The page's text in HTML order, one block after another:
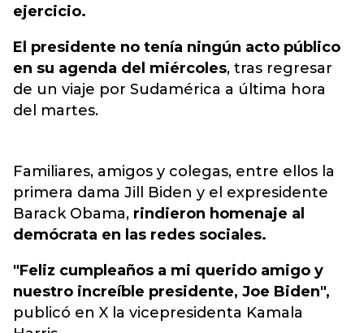
ejercicio.
El presidente no tenía ningún acto público
en su agenda del miércoles, tras regresar
de un viaje por Sudamérica a última hora
del martes.
Familiares, amigos y colegas, entre ellos la
primera dama Jill Biden y el expresidente
Barack Obama, rindieron homenaje al
demócrata en las redes sociales.
"Feliz cumpleaños a mi querido amigo y
nuestro increíble presidente, Joe Biden",
publicó en X la vicepresidenta Kamala